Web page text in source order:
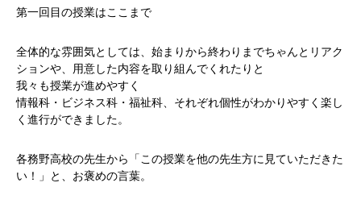
第一回目の授業はここまで
全体的な雰囲気としては、始まりから終わりまでちゃんとリアク
ションや、用意した内容を取り組んでくれたりと
我々も授業が進めやすく
情報科・ビジネス科・福祉科、それぞれ個性がわかりやすく楽し
く進行ができました。
各務野高校の先生から「この授業を他の先生方に見ていただきた
い！」と、お褒めの言葉。